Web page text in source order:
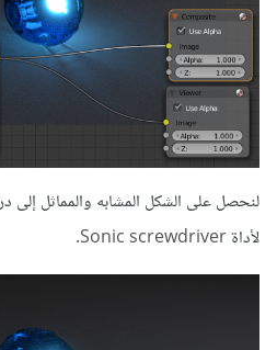
لنحصل على الشكل المشابه والمماثل إلى
لأداة Sonic screwdriver.